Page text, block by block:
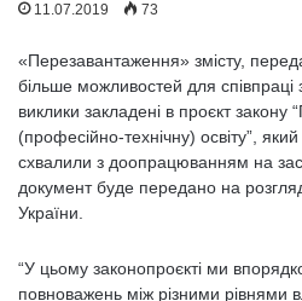
11.07.2019 73
«Перезавантаження» змісту,
більше можливостей для співпраці
виклики закладені в проєкт закону
(професійно-технічну) освіту”,
схвалили з доопрацюванням на
документ буде передано на
України.
“У цьому законопроєкті ми
повноважень між різними рівнями